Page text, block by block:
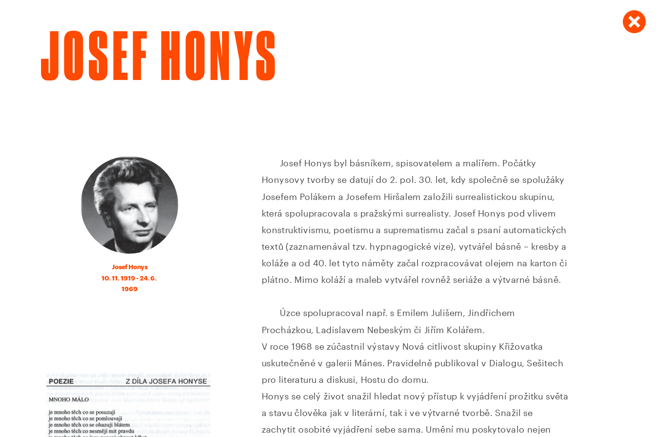
JOSEF HONYS
Josef Honys byl básníkem, spisovatelem a malířem. Počátky
Honysovy tvorby se datují do 2. pol. 30. let, kdy společně se spolužáky
Josefem Polákem a Josefem Hiršalem založili surrealistickou skupinu,
která spolupracovala s pražskými surrealisty. Josef Honys pod vlivem
konstruktivismu, poetismu a suprematismu začal s psaní automatických
textů (zaznamenával tzv. hypnagogické vize), vytvářel básně – kresby a
koláže a od 40. let tyto náměty začal rozpracovávat olejem na karton či
plátno. Mimo koláží a maleb vytvářel rovněž seriáže a výtvarné básně.
Úzce spolupracoval např. s Emilem Julišem, Jindřichem
Procházkou, Ladislavem Nebeským či Jiřím Kolářem.
V roce 1968 se zúčastnil výstavy Nová citlivost skupiny Křižovatka
uskutečněné v galerii Mánes. Pravidelně publikoval v Dialogu, Sešitech
pro literaturu a diskusi, Hostu do domu.
Honys se celý život snažil hledat nový přístup k vyjádření prožitku světa
a stavu člověka jak v literární, tak i ve výtvarné tvorbě. Snažil se
zachytit osobité vyjádření sebe sama. Umění mu poskytovalo nejen
Josef Honys
10. 11. 1919 - 24. 6.
1969